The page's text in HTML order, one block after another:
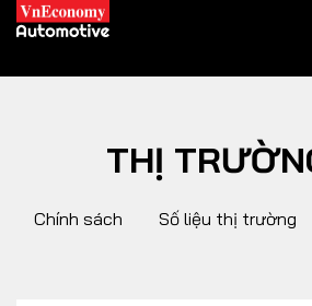
XE
THỊ
Chính sách Số liệu thị trường